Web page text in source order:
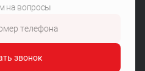
на вопросы
звонок